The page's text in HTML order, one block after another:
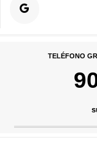
TELÉFONO